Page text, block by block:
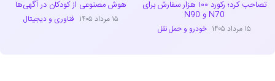
تصاحب کرد؛ رکورد ۱۰۰ هزار سفارش برای
N70 و N90
۱۵ مرداد ۱۴۰۵ خودرو و حمل نقل
هوش مصنوعی از کودکان در آگهی‌ها
۱۵ مرداد ۱۴۰۵ فناوری و دیجیتال